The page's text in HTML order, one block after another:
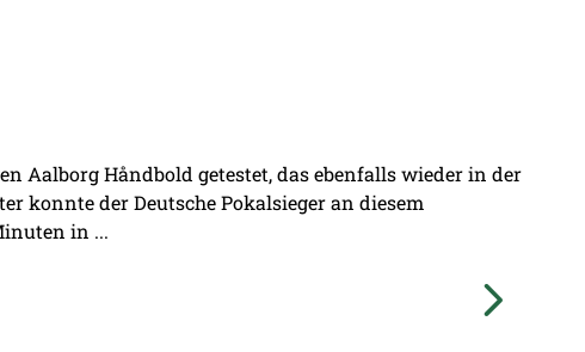
Aalborg Håndbold getestet, das ebenfalls wieder in der
konnte der Deutsche Pokalsieger an diesem
in ...